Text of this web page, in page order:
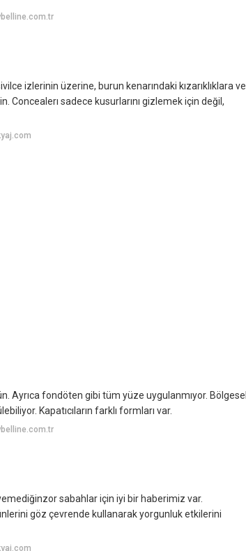
izlerinin üzerine, burun kenarındaki kızarıklıklara ve
sadece kusurlarını gizlemek için değil,
Ayrıca fondöten gibi tüm yüze uygulanmıyor. Bölgesel
Kapatıcıların farklı formları var.
sabahlar için iyi bir haberimiz var.
göz çevrende kullanarak yorgunluk etkilerini